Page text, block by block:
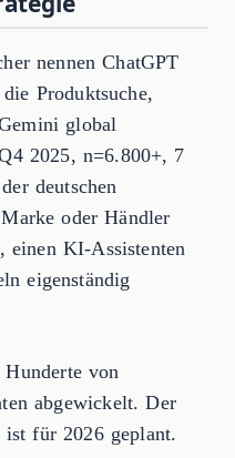
nennen ChatGPT
Produktsuche,
global
2025, n=6.800+, 7
deutschen
oder Händler
einen KI-Assistenten
eigenständig
von
abgewickelt. Der
ist für 2026 geplant.